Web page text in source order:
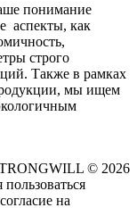
понимание
аспекты, как
строго
Также в рамках
мы ищем
© 2026
на